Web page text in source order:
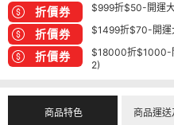
折價券 $999折$50-開運
折價券 $1499折$70-開運
折價券
$18000折$1000-
2)
商品特色 商品運